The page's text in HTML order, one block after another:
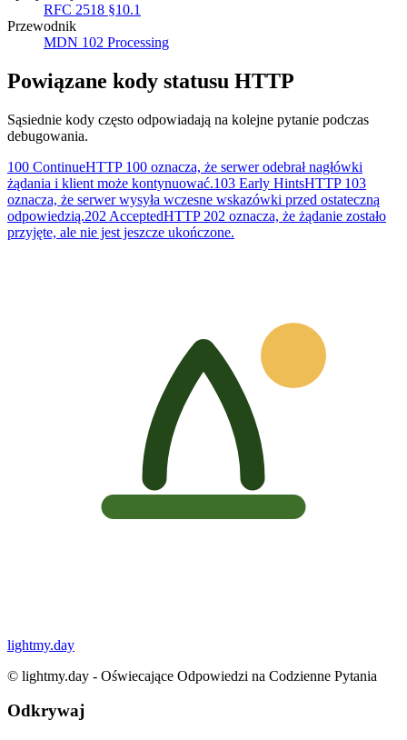
RFC 2518 §10.1
Przewodnik
MDN 102 Processing
Powiązane kody statusu HTTP
Sąsiednie kody często odpowiadają na kolejne pytanie podczas
debugowania.
100 ContinueHTTP 100 oznacza, że serwer odebrał nagłówki
żądania i klient może kontynuować.103 Early HintsHTTP 103
oznacza, że serwer wysyła wczesne wskazówki przed ostateczną
odpowiedzią.202 AcceptedHTTP 202 oznacza, że żądanie zostało
przyjęte, ale nie jest jeszcze ukończone.
lightmy.day
© lightmy.day - Oświecające Odpowiedzi na Codzienne Pytania
Odkrywaj